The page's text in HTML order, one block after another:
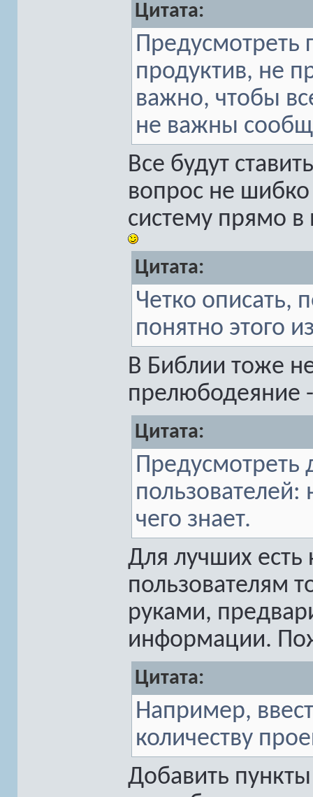
Цитата:
Предусмотреть
продуктив, не
важно, чтобы
не важны
Все будут
вопрос не
систему прямо в
Цитата:
Четко описать,
понятно этого
В Библии тоже
прелюбодеяние
Цитата:
Предусмотреть
пользователей:
чего знает.
Для лучших есть
пользователям
руками,
информации.
Цитата:
Например,
количеству
Добавить